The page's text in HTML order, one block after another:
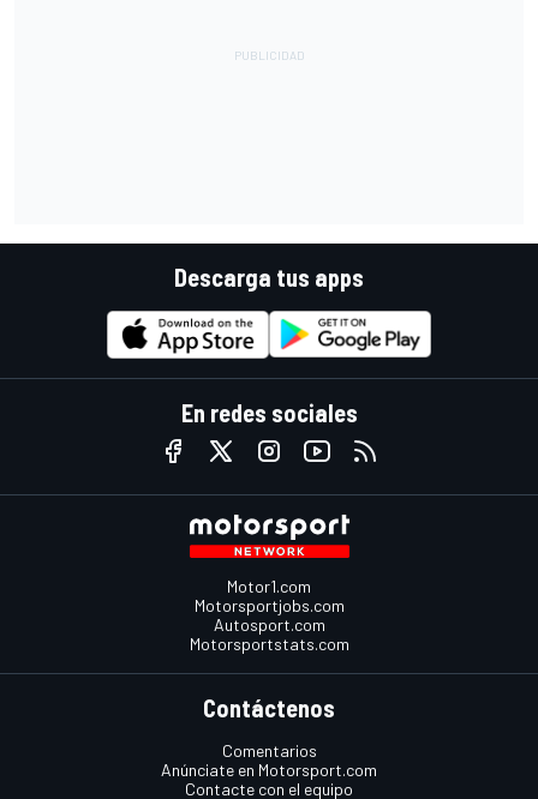
Descarga tus apps
En redes sociales
Motor1.com
Motorsportjobs.com
Autosport.com
Motorsportstats.com
Contáctenos
Comentarios
Anúnciate en Motorsport.com
Contacte con el equipo